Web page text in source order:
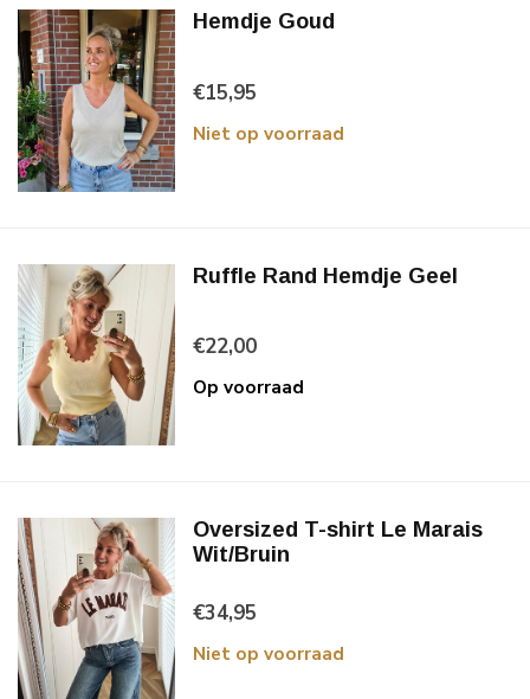
Hemdje Goud
€15,95
Niet op voorraad
Ruffle Rand Hemdje Geel
€22,00
Op voorraad
Oversized T-shirt Le Marais
Wit/Bruin
€34,95
Niet op voorraad